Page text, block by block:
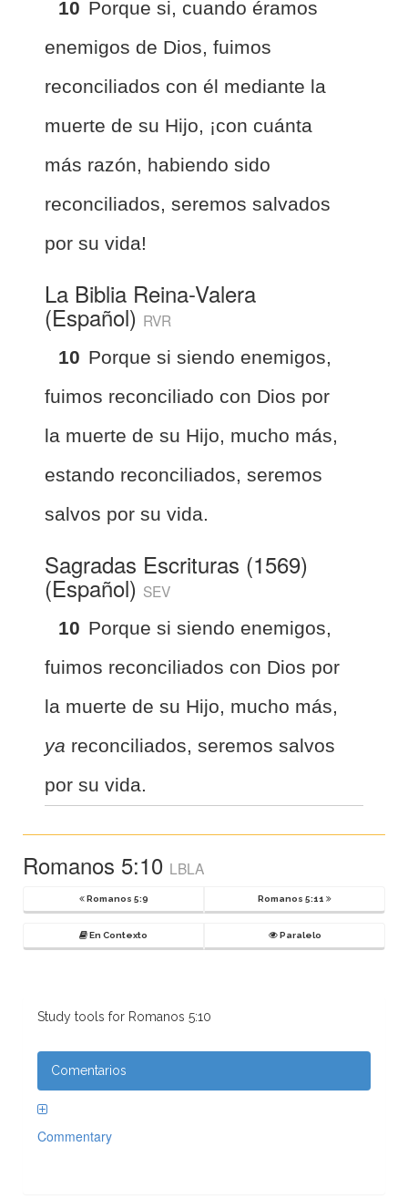
10 Porque si, cuando éramos
enemigos de Dios, fuimos
reconciliados con él mediante la
muerte de su Hijo, ¡con cuánta
más razón, habiendo sido
reconciliados, seremos salvados
por su vida!
La Biblia Reina-Valera
(Español) RVR
10 Porque si siendo enemigos,
fuimos reconciliado con Dios por
la muerte de su Hijo, mucho más,
estando reconciliados, seremos
salvos por su vida.
Sagradas Escrituras (1569)
(Español) SEV
10 Porque si siendo enemigos,
fuimos reconciliados con Dios por
la muerte de su Hijo, mucho más,
ya reconciliados, seremos salvos
por su vida.
Romanos 5:10 LBLA
Romanos 5:9 Romanos 5:11
En Contexto Paralelo
Study tools for Romanos 5:10
Comentarios
Commentary